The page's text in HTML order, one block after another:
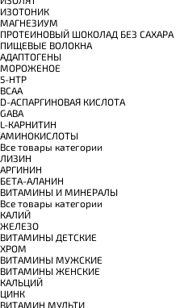
ИЗОТОНИК
МАГНЕЗИУМ
ПРОТЕИНОВЫЙ ШОКОЛАД БЕЗ САХАРА
ПИЩЕВЫЕ ВОЛОКНА
АДАПТОГЕНЫ
МОРОЖЕНОЕ
5-HTP
BCAA
D-АСПАРГИНОВАЯ КИСЛОТА
GABA
L-КАРНИТИН
АМИНОКИСЛОТЫ
Все товары категории
ЛИЗИН
АРГИНИН
БЕТА-АЛАНИН
ВИТАМИНЫ И МИНЕРАЛЫ
Все товары категории
КАЛИЙ
ЖЕЛЕЗО
ВИТАМИНЫ ДЕТСКИЕ
ХРОМ
ВИТАМИНЫ МУЖСКИЕ
ВИТАМИНЫ ЖЕНСКИЕ
КАЛЬЦИЙ
ЦИНК
ВИТАМИН МУЛЬТИ